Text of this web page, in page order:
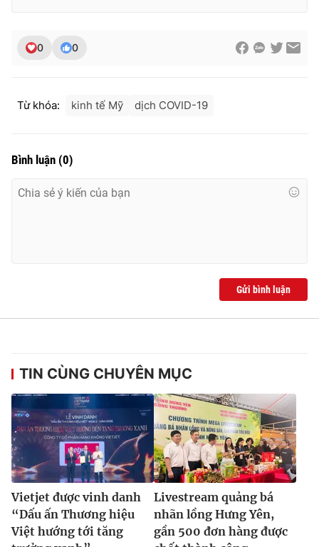
0 0
Từ khóa: kinh tế Mỹ dịch COVID-19
Bình luận (0)
Gửi bình luận
TIN CÙNG CHUYÊN MỤC
Vietjet được vinh danh
“Dấu ấn Thương hiệu
Việt hướng tới tăng
Livestream quảng bá
nhãn lồng Hưng Yên,
gần 500 đơn hàng được